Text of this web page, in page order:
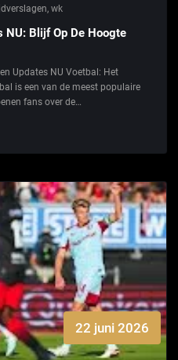
, wk
NU: Blijf Op De Hoogte
Updates NU Voetbal: Het
is een van de meest populaire
fans over de…
22 juni 2026